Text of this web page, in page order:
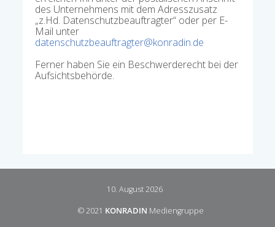
des Unternehmens mit dem Adresszusatz
„z.Hd. Datenschutzbeauftragter“ oder per E-
Mail unter
datenschutzbeauftragter@konradin.de
Ferner haben Sie ein Beschwerderecht bei der
Aufsichtsbehörde.
10. August 2026
© 2021 KONRADIN Mediengruppe